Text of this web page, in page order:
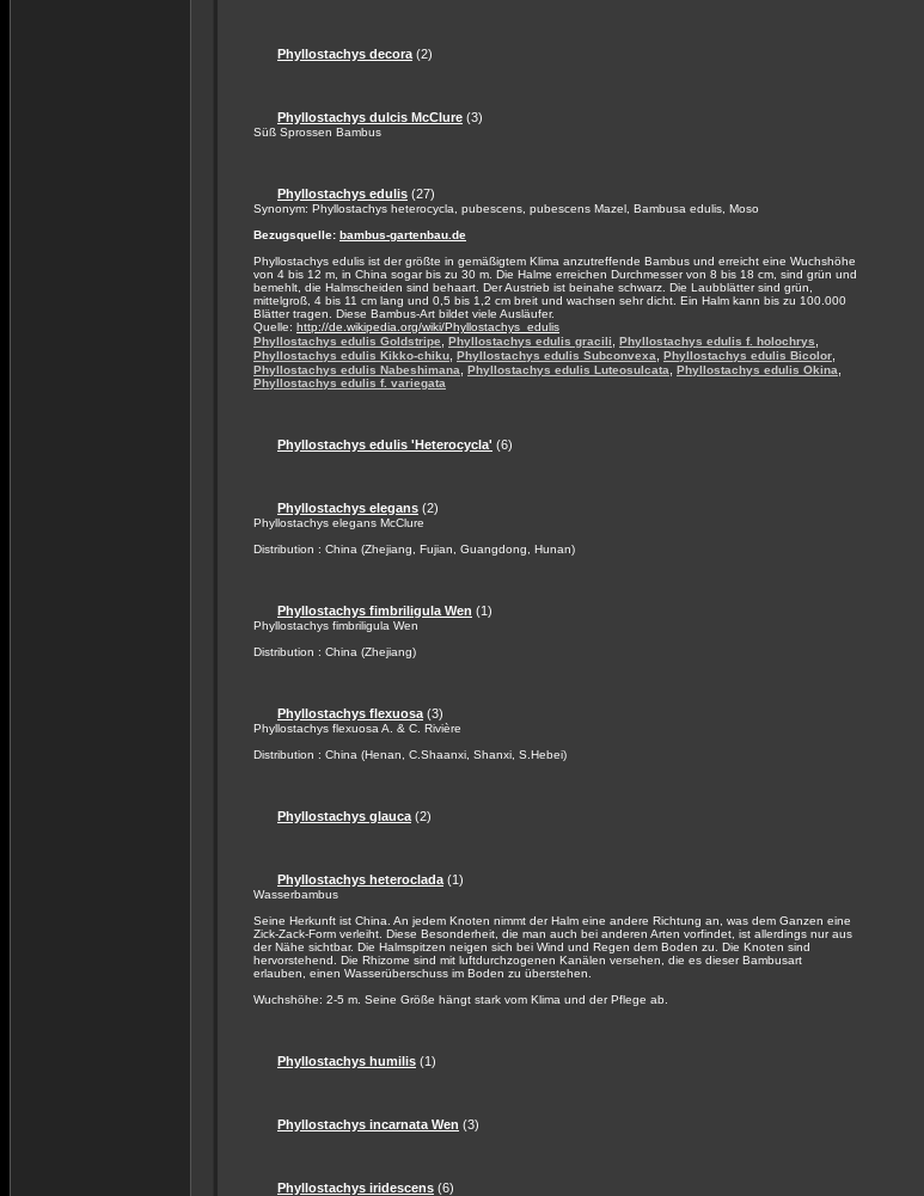
Phyllostachys decora (2)
Phyllostachys dulcis McClure (3)
Süß Sprossen Bambus
Phyllostachys edulis (27)
Synonym: Phyllostachys heterocycla, pubescens, pubescens Mazel, Bambusa edulis, Moso
Bezugsquelle: bambus-gartenbau.de
Phyllostachys edulis ist der größte in gemäßigtem Klima anzutreffende Bambus und erreicht eine Wuchshöhe
von 4 bis 12 m, in China sogar bis zu 30 m. Die Halme erreichen Durchmesser von 8 bis 18 cm, sind grün und
bemehlt, die Halmscheiden sind behaart. Der Austrieb ist beinahe schwarz. Die Laubblätter sind grün,
mittelgroß, 4 bis 11 cm lang und 0,5 bis 1,2 cm breit und wachsen sehr dicht. Ein Halm kann bis zu 100.000
Blätter tragen. Diese Bambus-Art bildet viele Ausläufer.
Quelle: http://de.wikipedia.org/wiki/Phyllostachys_edulis
Phyllostachys edulis Goldstripe
Phyllostachys edulis gracili Phyllostachys edulis f. holochrys
Phyllostachys edulis Kikko-chiku Phyllostachys edulis Subconvexa Phyllostachys edulis Bicolor
Phyllostachys edulis Nabeshimana Phyllostachys edulis Luteosulcata Phyllostachys edulis Okina
Phyllostachys edulis f. variegata
Phyllostachys edulis 'Heterocycla' (6)
Phyllostachys elegans (2)
Phyllostachys elegans McClure
Distribution : China (Zhejiang, Fujian, Guangdong, Hunan)
Phyllostachys fimbriligula Wen (1)
Phyllostachys fimbriligula Wen
Distribution : China (Zhejiang)
Phyllostachys flexuosa (3)
Phyllostachys flexuosa A. & C. Rivière
Distribution : China (Henan, C.Shaanxi, Shanxi, S.Hebei)
Phyllostachys glauca (2)
Phyllostachys heteroclada (1)
Wasserbambus
Seine Herkunft ist China. An jedem Knoten nimmt der Halm eine andere Richtung an, was dem Ganzen eine
Zick-Zack-Form verleiht. Diese Besonderheit, die man auch bei anderen Arten vorfindet, ist allerdings nur aus
der Nähe sichtbar. Die Halmspitzen neigen sich bei Wind und Regen dem Boden zu. Die Knoten sind
hervorstehend. Die Rhizome sind mit luftdurchzogenen Kanälen versehen, die es dieser Bambusart
erlauben, einen Wasserüberschuss im Boden zu überstehen.
Wuchshöhe: 2-5 m. Seine Größe hängt stark vom Klima und der Pflege ab.
Phyllostachys humilis (1)
Phyllostachys incarnata Wen (3)
Phyllostachys iridescens (6)